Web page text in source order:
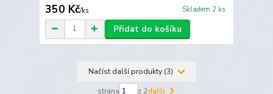
350 Kč/ks Skladem 2 ks
Přidat do košíku
Načíst další produkty (3)
strana z 2další